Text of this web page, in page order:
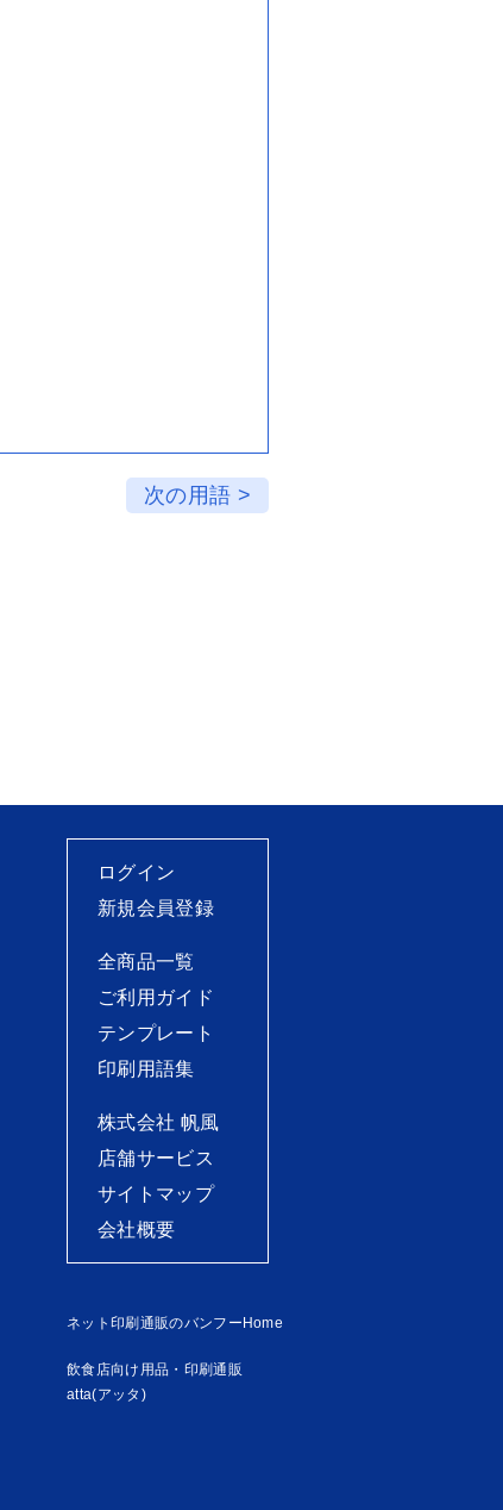
次の用語 >
ログイン
新規会員登録
全商品一覧
ご利用ガイド
テンプレート
印刷用語集
株式会社 帆風
店舗サービス
サイトマップ
会社概要
ネット印刷通販のバンフーHome
飲食店向け用品・印刷通販
atta(アッタ)